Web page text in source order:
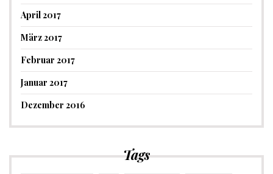
April 2017
März 2017
Februar 2017
Januar 2017
Dezember 2016
Tags